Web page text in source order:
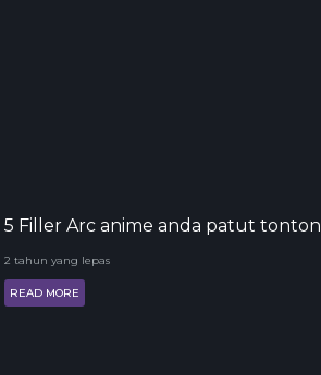
5 Filler Arc anime anda patut tonton
2 tahun yang lepas
READ MORE